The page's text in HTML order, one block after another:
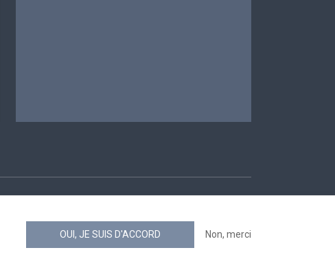
OUI, JE SUIS D'ACCORD Non, merci